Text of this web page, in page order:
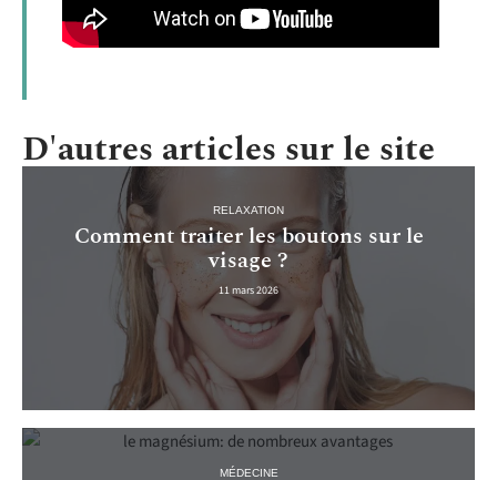
D'autres articles sur le site
RELAXATION
Comment traiter les boutons sur le
visage ?
11 mars 2026
MÉDECINE